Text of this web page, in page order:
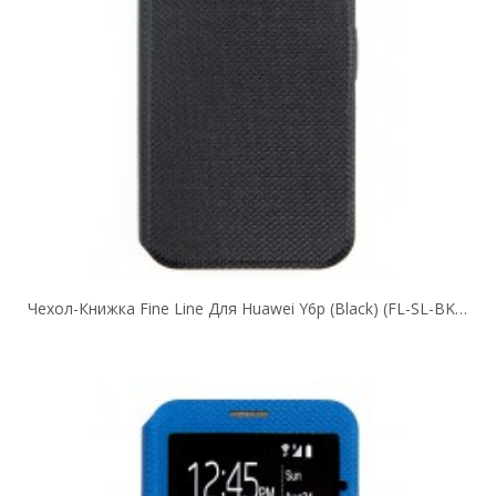
Чехол-Книжка Fine Line Для Huawei Y6p (black) (FL-SL-BK-265)